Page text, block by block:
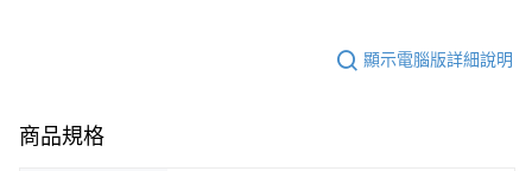
顯示電腦版詳細說明
商品規格